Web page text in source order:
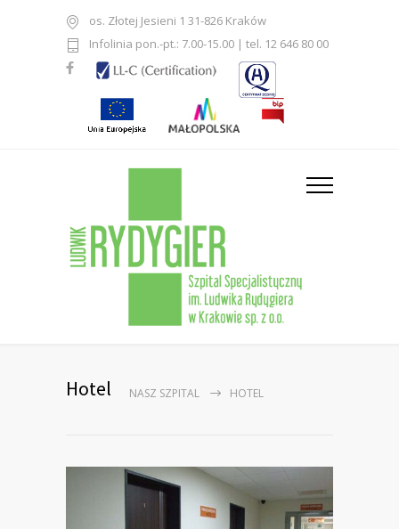
os. Złotej Jesieni 1 31-826 Kraków
Infolinia pon.-pt.: 7.00-15.00 | tel. 12 646 80 00
Hotel NASZ SZPITAL HOTEL